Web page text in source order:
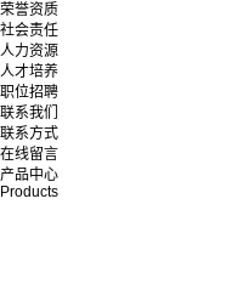
荣誉资质
社会责任
人力资源
人才培养
职位招聘
联系我们
联系方式
在线留言
产品中心
Products